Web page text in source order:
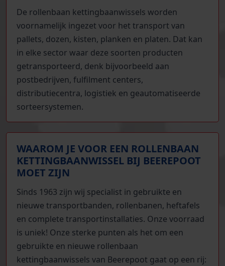
De rollenbaan kettingbaanwissels worden
voornamelijk ingezet voor het transport van
pallets, dozen, kisten, planken en platen. Dat kan
in elke sector waar deze soorten producten
getransporteerd, denk bijvoorbeeld aan
postbedrijven, fulfilment centers,
distributiecentra, logistiek en geautomatiseerde
sorteersystemen.
WAAROM JE VOOR EEN ROLLENBAAN
KETTINGBAANWISSEL BIJ BEEREPOOT
MOET ZIJN
Sinds 1963 zijn wij specialist in gebruikte en
nieuwe transportbanden, rollenbanen, heftafels
en complete transportinstallaties. Onze voorraad
is uniek! Onze sterke punten als het om een
gebruikte en nieuwe rollenbaan
kettingbaanwissels van Beerepoot gaat op een rij: